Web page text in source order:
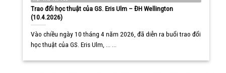
Trao đổi học thuật của GS. Eris Ulm – ĐH Wellington
(10.4.2026)
Vào chiều ngày 10 tháng 4 năm 2026, đã diễn ra buổi trao đổi
học thuật của GS. Eris Ulm, ... ...